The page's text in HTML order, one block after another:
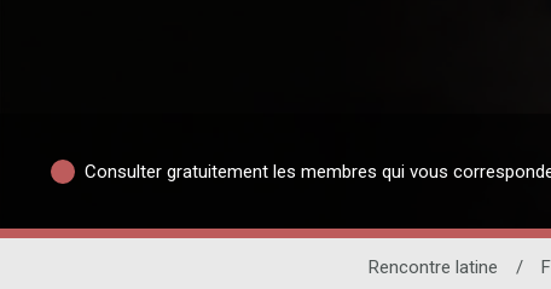
Consulter gratuitement les membres qui vous
Rencontre latine /